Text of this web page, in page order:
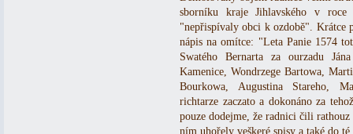
sborníku kraje Jihlavského v
"nepřispívaly obci k ozdobě". Krátce
nápis na omítce: "Leta Panie 1574
Swatého Bernarta za ourzadu
Kamenice, Wondrzege Bartowa,
Bourkowa, Augustina Stareho,
richtarze zaczato a dokonáno za
pouze dodejme, že radnici čili
ním uhořely veškeré spisy a také do